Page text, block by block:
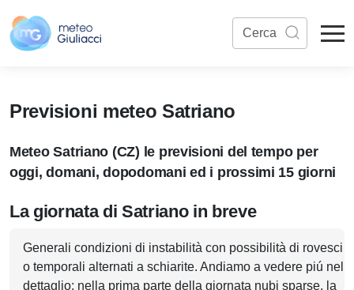
Previsioni meteo Satriano
Meteo Satriano (CZ) le previsioni del tempo per
oggi, domani, dopodomani ed i prossimi 15 giorni
La giornata di Satriano in breve
Generali condizioni di instabilità con possibilità di rovesci
o temporali alternati a schiarite. Andiamo a vedere piú nel
dettaglio: nella prima parte della giornata nubi sparse, la